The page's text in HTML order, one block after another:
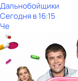
Дальнобойщики
Сегодня в 16:15
Че